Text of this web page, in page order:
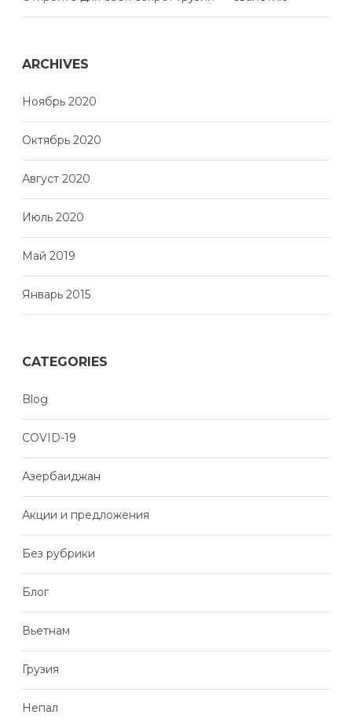
ARCHIVES
Ноябрь 2020
Октябрь 2020
Август 2020
Июль 2020
Май 2019
Январь 2015
CATEGORIES
Blog
COVID-19
Азербаиджан
Акции и предложения
Без рубрики
Блог
Вьетнам
Грузия
Непал